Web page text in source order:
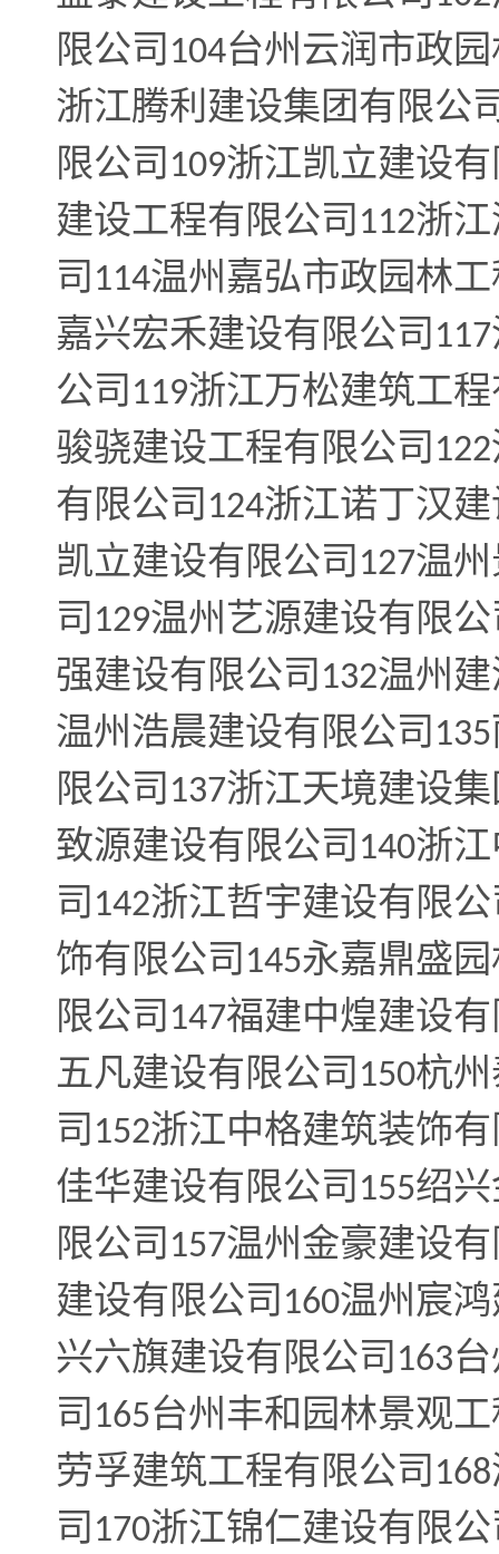
限公司 104台州云润市政
浙江腾利建设集团有限公
限公司 109浙江凯立建设
建设工程有限公司 112浙
司 114温州嘉弘市政园林
嘉兴宏禾建设有限公司 117
公司 119浙江万松建筑工
骏骁建设工程有限公司 122
有限公司 124浙江诺丁汉
凯立建设有限公司 127温
司 129温州艺源建设有限
强建设有限公司 132温州
温州浩晨建设有限公司 135
限公司 137浙江天境建设
致源建设有限公司 140浙
司 142浙江哲宇建设有限
饰有限公司 145永嘉鼎盛
限公司 147福建中煌建设
五凡建设有限公司 150杭
司 152浙江中格建筑装饰
佳华建设有限公司 155绍
限公司 157温州金豪建设
建设有限公司 160温州宸
兴六旗建设有限公司 163
司 165台州丰和园林景观
劳孚建筑工程有限公司 168
司 170浙江锦仁建设有限